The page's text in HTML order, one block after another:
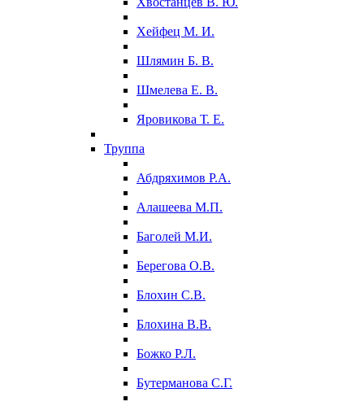
Хейфец М. И.
Шлямин Б. В.
Шмелева Е. В.
Яровикова Т. Е.
Труппа
Абдряхимов Р.А.
Алашеева М.П.
Баголей М.И.
Берегова О.В.
Блохин С.В.
Блохина В.В.
Божко Р.Л.
Бутерманова С.Г.